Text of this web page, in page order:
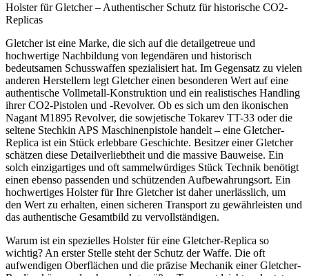
Holster für Gletcher – Authentischer Schutz für historische CO2-
Replicas
Gletcher ist eine Marke, die sich auf die detailgetreue und
hochwertige Nachbildung von legendären und historisch
bedeutsamen Schusswaffen spezialisiert hat. Im Gegensatz zu vielen
anderen Herstellern legt Gletcher einen besonderen Wert auf eine
authentische Vollmetall-Konstruktion und ein realistisches Handling
ihrer CO2-Pistolen und -Revolver. Ob es sich um den ikonischen
Nagant M1895 Revolver, die sowjetische Tokarev TT-33 oder die
seltene Stechkin APS Maschinenpistole handelt – eine Gletcher-
Replica ist ein Stück erlebbare Geschichte. Besitzer einer Gletcher
schätzen diese Detailverliebtheit und die massive Bauweise. Ein
solch einzigartiges und oft sammelwürdiges Stück Technik benötigt
einen ebenso passenden und schützenden Aufbewahrungsort. Ein
hochwertiges Holster für Ihre Gletcher ist daher unerlässlich, um
den Wert zu erhalten, einen sicheren Transport zu gewährleisten und
das authentische Gesamtbild zu vervollständigen.
Warum ist ein spezielles Holster für eine Gletcher-Replica so
wichtig? An erster Stelle steht der Schutz der Waffe. Die oft
aufwendigen Oberflächen und die präzise Mechanik einer Gletcher-